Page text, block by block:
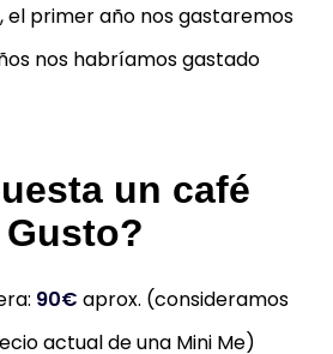
el primer año nos gastaremos
nos habríamos gastado
un café
90€ aprox. (consideramos
actual de una Mini Me)